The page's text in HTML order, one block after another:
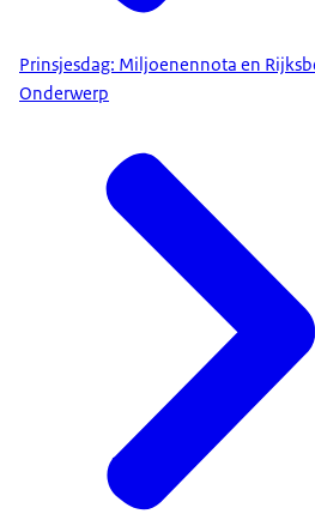
Prinsjesdag: Miljoenennota en
Onderwerp